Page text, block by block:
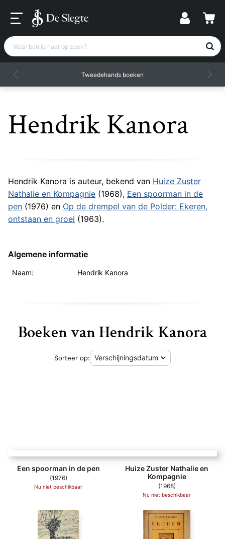
Waar ben je naar op zoek?
Tweedehands boeken
Hendrik Kanora
Hendrik Kanora is auteur, bekend van Huize Zuster
Nathalie en Kompagnie (1968), Een spoorman in de
pen (1976) en Op de drempel van de Polder: Ekeren,
ontstaan en groei (1963).
Algemene informatie
Naam: Hendrik Kanora
Boeken van Hendrik Kanora
Sorteer op:
Een spoorman in de pen
(1976)
Nu niet beschikbaar
Huize Zuster Nathalie en
Kompagnie
(1968)
Nu niet beschikbaar